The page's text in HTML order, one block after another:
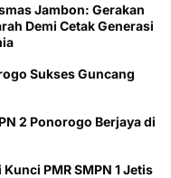
Jambon: Gerakan
Demi Cetak Generasi
Sukses Guncang
2 Ponorogo Berjaya di
PMR SMPN 1 Jetis